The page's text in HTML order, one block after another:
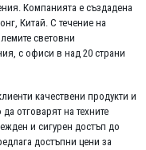
Компанията е създадена
Китай. С течение на
световни
с офиси в над 20 страни
качествени продукти и
отговарят на техните
и сигурен достъп до
достъпни цени за